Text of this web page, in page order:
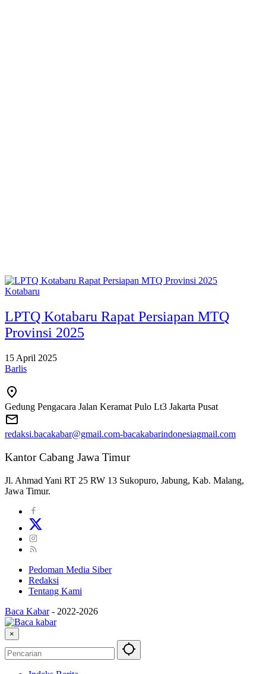
Kotabaru
LPTQ Kotabaru Rapat Persiapan MTQ
Provinsi 2025
15 April 2025
Barlis
Gedung Pengacara Jalan Keramat Pulo Lt3 Jakarta Pusat
redaksi.bacakabar@gmail.com-bacakabarindonesiagmail.com
Kantor Cabang Jawa Timur
Jl. Ahmad Yani RT 25 RW 13 Sukopuro, Jabung, Kab. Malang,
Jawa Timur.
Pedoman Media Siber
Redaksi
Tentang Kami
Baca Kabar - 2022-2026
×